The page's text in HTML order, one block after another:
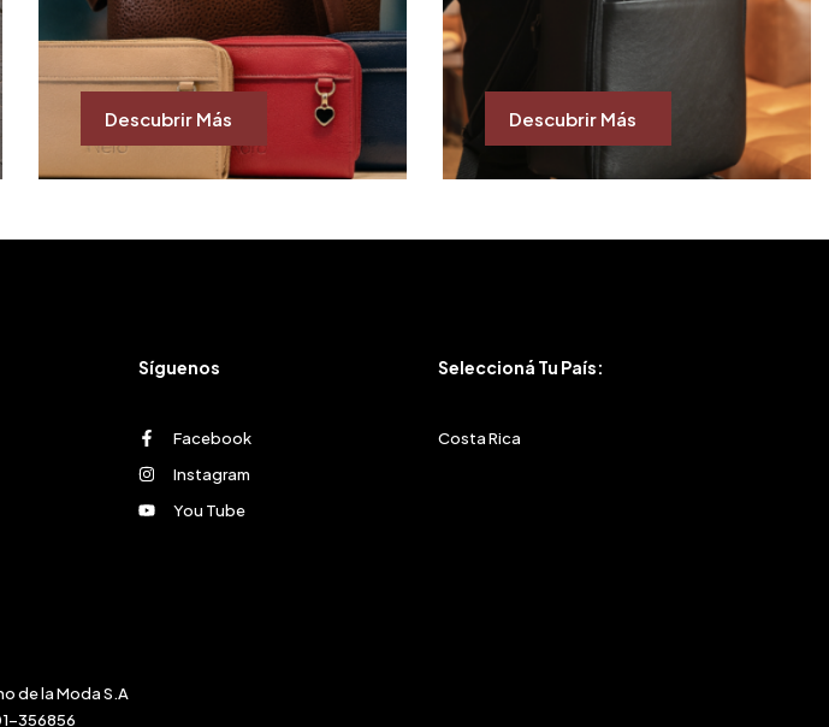
Descubrir Más Descubrir Más
Síguenos
Facebook
Instagram
You Tube
Seleccioná Tu País:
Costa Rica
de la Moda S.A
356856